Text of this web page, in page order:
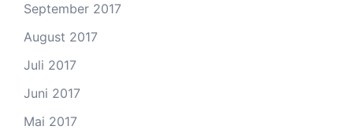
September 2017
August 2017
Juli 2017
Juni 2017
Mai 2017